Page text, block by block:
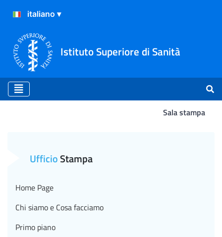
Istituto Superiore di Sanità
Sala stampa
UfficioStampa
Home Page
Chi siamo e Cosa facciamo
Primo piano